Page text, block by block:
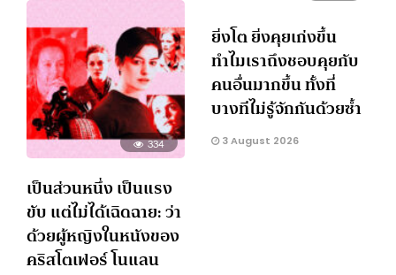
334
เป็นส่วนหนึ่ง เป็นแรง
ขับ แต่ไม่ได้เฉิดฉาย: ว่า
ด้วยผู้หญิงในหนังของ
คริสโตเฟอร์ โนแลน
ยิ่งโต ยิ่งคุยเก่งขึ้น
ทำไมเราถึงชอบคุยกับ
คนอื่นมากขึ้น ทั้งที่
บางทีไม่รู้จักกันด้วยซ้ำ
3 August 2026